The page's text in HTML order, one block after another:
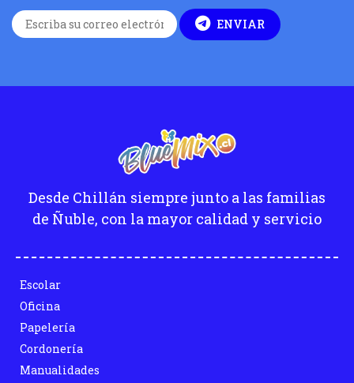
ENVIAR
Desde Chillán siempre junto a las familias
de Ñuble, con la mayor calidad y servicio
Escolar
Oficina
Papelería
Cordonería
Manualidades